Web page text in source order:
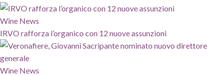
Wine News
IRVO rafforza l’organico con 12 nuove assunzioni
Wine News